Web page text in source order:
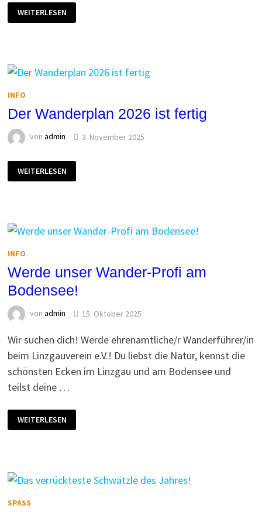
FÜR
DEN
WEITERLESEN
INFO
Der Wanderplan 2026 ist fertig
von admin 3. November 2025
WANDERPLAN
2026
WEITERLESEN
INFO
Werde unser Wander-Profi am
Bodensee!
von admin 15. Oktober 2025
Wir suchen dich! Werde ehrenamtliche/r Wanderführer/in
beim Linzgauverein e.V.! Du liebst die Natur, kennst die
schönsten Ecken im Linzgau und am Bodensee und
teilst deine …
UNSER
WANDER-
WEITERLESEN
SPASS